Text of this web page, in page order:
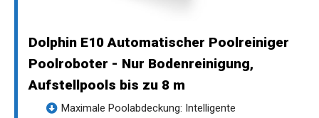
Dolphin E10 Automatischer Poolreiniger
Poolroboter - Nur Bodenreinigung,
Aufstellpools bis zu 8 m
Maximale Poolabdeckung: Intelligente